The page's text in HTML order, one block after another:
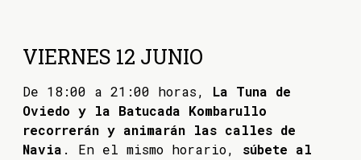
VIERNES 12 JUNIO
De 18:00 a 21:00 horas, La Tuna de
Oviedo y la Batucada Kombarullo
recorrerán y animarán las calles de
Navia . En el mismo horario, súbete al